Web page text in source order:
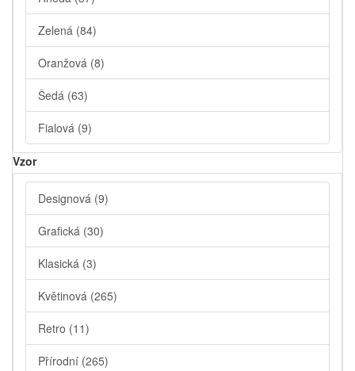
Zelená (84)
Oranžová (8)
Šedá (63)
Fialová (9)
Vzor
Designová (9)
Grafická (30)
Klasická (3)
Květinová (265)
Retro (11)
Přírodní (265)